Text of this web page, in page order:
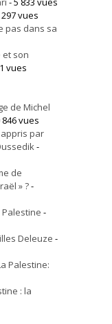
297 vues
pas dans sa
son
vues
de Michel
846 vues
par
-
de
» ?-
-
Deleuze -
Palestine:
: la